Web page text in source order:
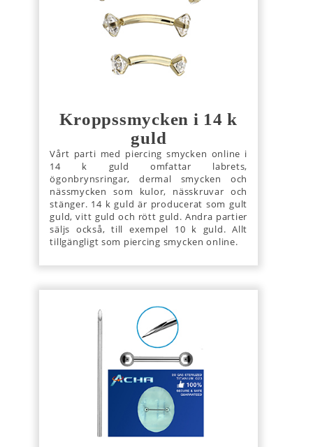
Kroppssmycken i 14 k
guld
Vårt parti med piercing smycken online i
14 k guld omfattar labrets,
ögonbrynsringar, dermal smycken och
nässmycken som kulor, nässkruvar och
stänger. 14 k guld är producerat som gult
guld, vitt guld och rött guld. Andra partier
säljs också, till exempel 10 k guld. Allt
tillgängligt som piercing smycken online.